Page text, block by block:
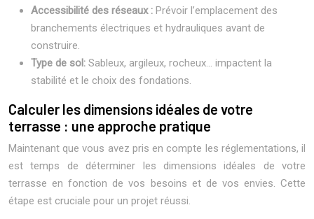
Accessibilité des réseaux : Prévoir l’emplacement des
branchements électriques et hydrauliques avant de
construire.
Type de sol: Sableux, argileux, rocheux… impactent la
stabilité et le choix des fondations.
Calculer les dimensions idéales de votre
terrasse : une approche pratique
Maintenant que vous avez pris en compte les réglementations, il
est temps de déterminer les dimensions idéales de votre
terrasse en fonction de vos besoins et de vos envies. Cette
étape est cruciale pour un projet réussi.